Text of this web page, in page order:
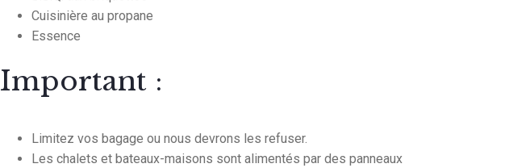
Cuisinière au propane
Essence
Important :
Limitez vos bagage ou nous devrons les refuser.
Les chalets et bateaux-maisons sont alimentés par des panneaux